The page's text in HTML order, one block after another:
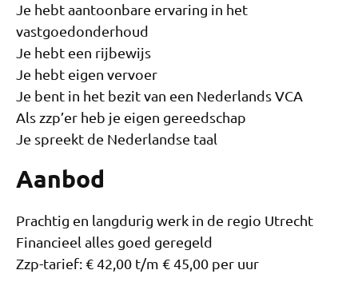
Je hebt aantoonbare ervaring in het
vastgoedonderhoud
Je hebt een rijbewijs
Je hebt eigen vervoer
Je bent in het bezit van een Nederlands VCA
Als zzp’er heb je eigen gereedschap
Je spreekt de Nederlandse taal
Aanbod
Prachtig en langdurig werk in de regio Utrecht
Financieel alles goed geregeld
Zzp-tarief: € 42,00 t/m € 45,00 per uur